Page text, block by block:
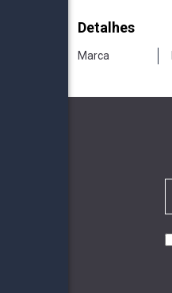
Detalhes
Marca